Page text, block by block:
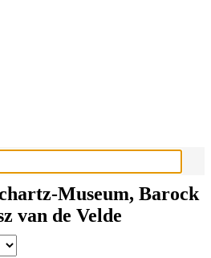
Museum, Barock
van de Velde